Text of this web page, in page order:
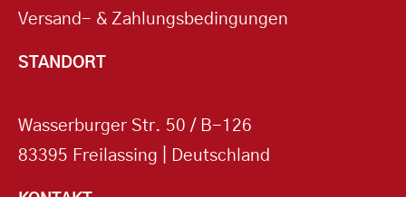
Versand- & Zahlungsbedingungen
STANDORT
Wasserburger Str. 50 / B-126
83395 Freilassing | Deutschland